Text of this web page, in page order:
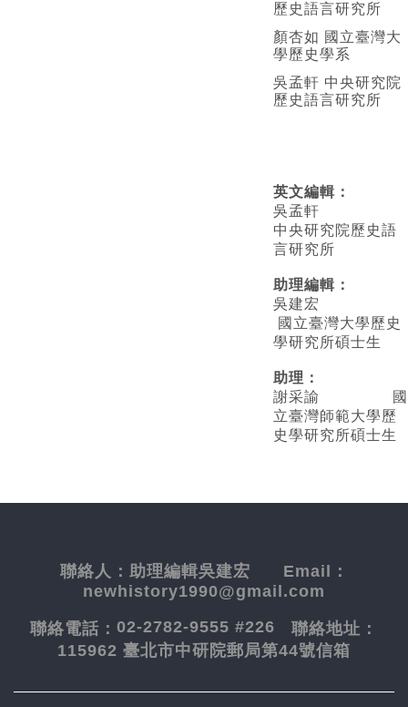
歷史語言研究所
顏杏如 國立臺灣大
學歷史學系
吳孟軒 中央研究院
歷史語言研究所
英文編輯 ：
吳孟軒
中央研究院歷史語
言研究所
助理編輯：
吳建宏
國立臺灣大學歷史
學研究所碩士生
助理：
謝采諭
國
立臺灣師範大學歷
史學研究所碩士生
聯絡人： 助理編輯吳建宏 Email：
newhistory1990@gmail.com
聯絡電話： 02-2782-9555 #226 聯絡地址：
115962 臺北市中研院郵局第44號信箱